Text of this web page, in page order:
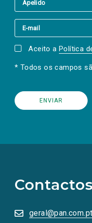
Aceito a Política
* Todos os campos
geral@pan.com.pt
redes
sociais
numa
nova